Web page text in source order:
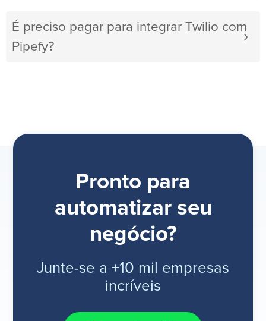
É preciso pagar para integrar Twilio com
Pipefy?
Pronto para
automatizar seu
negócio?
Junte-se a +10 mil empresas
incríveis